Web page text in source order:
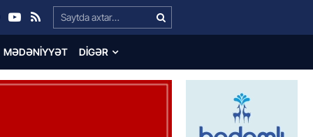
Search…
MƏDƏNIYYƏT DIGƏR